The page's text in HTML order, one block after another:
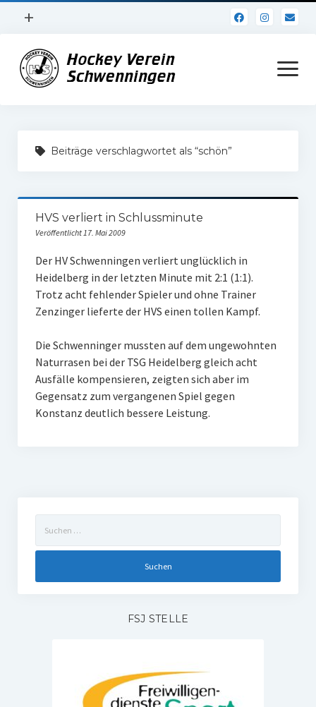
Menü
+
Impressum
Datenschutz
Menü
öffnen
Daten und Fakten
Vereinsheim
FSJ Stelle
1. Herren
W U12
M U18
Internationale Hallenhockeyturnier
Sieger
Beiträge verschlagwortet als “schön”
HVS verliert in Schlussminute
Veröffentlicht 17. Mai 2009
Der HV Schwenningen verliert unglücklich in
Heidelberg in der letzten Minute mit 2:1 (1:1).
Trotz acht fehlender Spieler und ohne Trainer
Zenzinger lieferte der HVS einen tollen Kampf.
Die Schwenninger mussten auf dem ungewohnten
Naturrasen bei der TSG Heidelberg gleich acht
Ausfälle kompensieren, zeigten sich aber im
Gegensatz zum vergangenen Spiel gegen
Konstanz deutlich bessere Leistung.
nach:
FSJ STELLE